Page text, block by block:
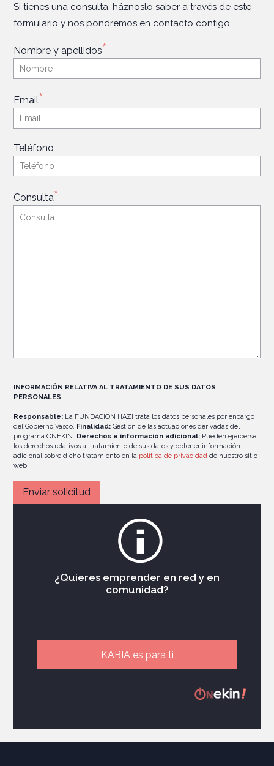
Si tienes una consulta, háznoslo saber a través de este
formulario y nos pondremos en contacto contigo.
Nombre y apellidos*
Email*
Teléfono
Consulta*
INFORMACIÓN RELATIVA AL TRATAMIENTO DE SUS DATOS
PERSONALES
Responsable: La FUNDACIÓN HAZI trata los datos personales por encargo
del Gobierno Vasco. Finalidad: Gestión de las actuaciones derivadas del
programa ONEKIN. Derechos e información adicional: Pueden ejercerse
los derechos relativos al tratamiento de sus datos y obtener información
adicional sobre dicho tratamiento en la política de privacidad de nuestro sitio
web.
¿Quieres emprender en red y en
comunidad?
KABIA es para ti